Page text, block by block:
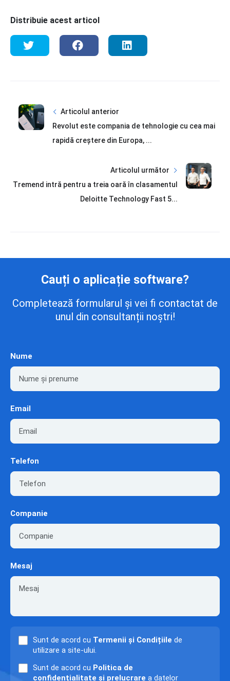
Distribuie acest articol
Articolul anterior
Revolut este compania de tehnologie cu cea mai
rapidă creștere din Europa, ...
Articolul următor
Tremend intră pentru a treia oară în clasamentul
Deloitte Technology Fast 5...
Cauți o aplicație software?
Completează formularul și vei fi contactat de
unul din consultanții noștri!
Nume
Email
Telefon
Companie
Mesaj
Sunt de acord cu Termenii și Condițiile de
utilizare a site-ului.
Sunt de acord cu Politica de
confidențialitate și prelucrare a datelor